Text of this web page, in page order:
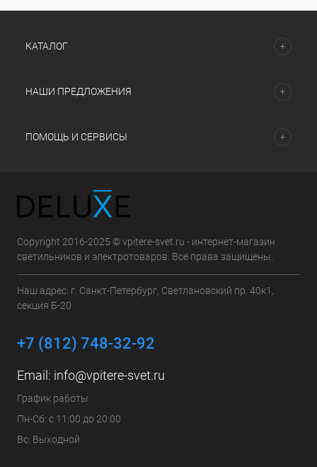
КАТАЛОГ
НАШИ ПРЕДЛОЖЕНИЯ
ПОМОЩЬ И СЕРВИСЫ
Copyright 2016-2025 © vpitere-svet.ru - интернет-магазин
светильников и электротоваров. Все права защищены.
Наш адрес: г. Санкт-Петербург, Светлановский пр. 40к1,
секция Б-20
+7 (812) 748-32-92
Email: info@vpitere-svet.ru
График работы
Пн-Сб: с 11:00 до 20:00
Вс: Выходной